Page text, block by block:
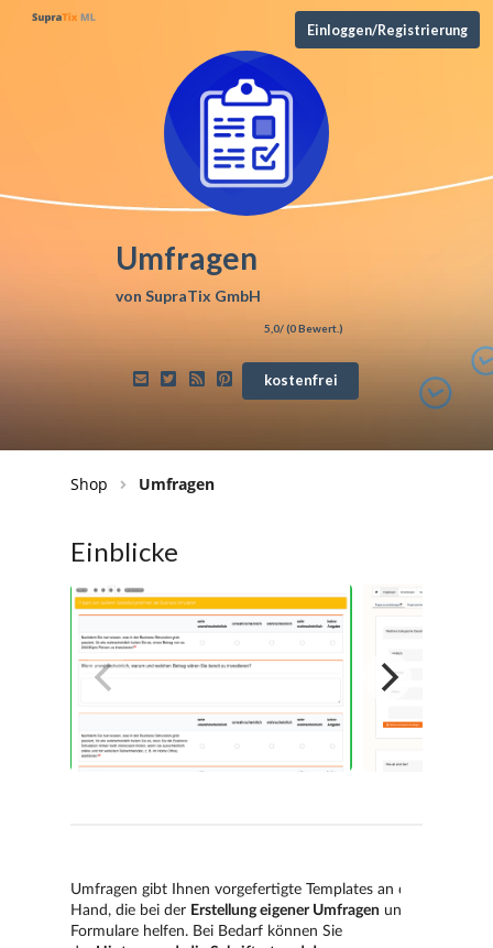
Einloggen/Registrierung
Umfragen
von SupraTix GmbH
5,0/ (0Bewert.)
kostenfrei
Shop Umfragen
Einblicke